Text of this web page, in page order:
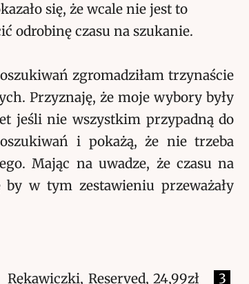
się, że wcale nie jest to
odrobinę czasu na szukanie.
zgromadziłam trzynaście
Przyznaję, że moje wybory były
jeśli nie wszystkim przypadną do
i pokażą, że nie trzeba
Mając na uwadze, że czasu na
by w tym zestawieniu przeważały
Rękawiczki, Reserved, 24,99zł
3